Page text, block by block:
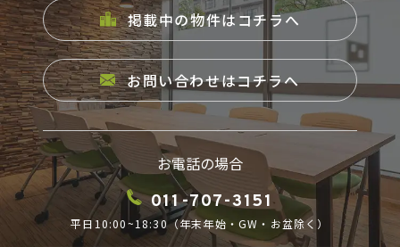
ブッケンログ
タフトラボ
トノジログ
COMPANY
掲載中の物件はコチラへ
お問い合わせはコチラへ
お電話の場合
011-707-3151
平日10:00~18:30（年末年始・GW・お盆除く）